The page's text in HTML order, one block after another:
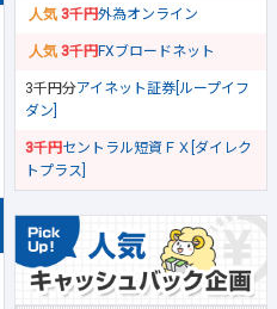
3千円外為オンライン
3千円FXブロードネット
3千円分アイネット証券[ループイフ
ダン]
3千円セントラル短資ＦＸ[ダイレク
トプラス]